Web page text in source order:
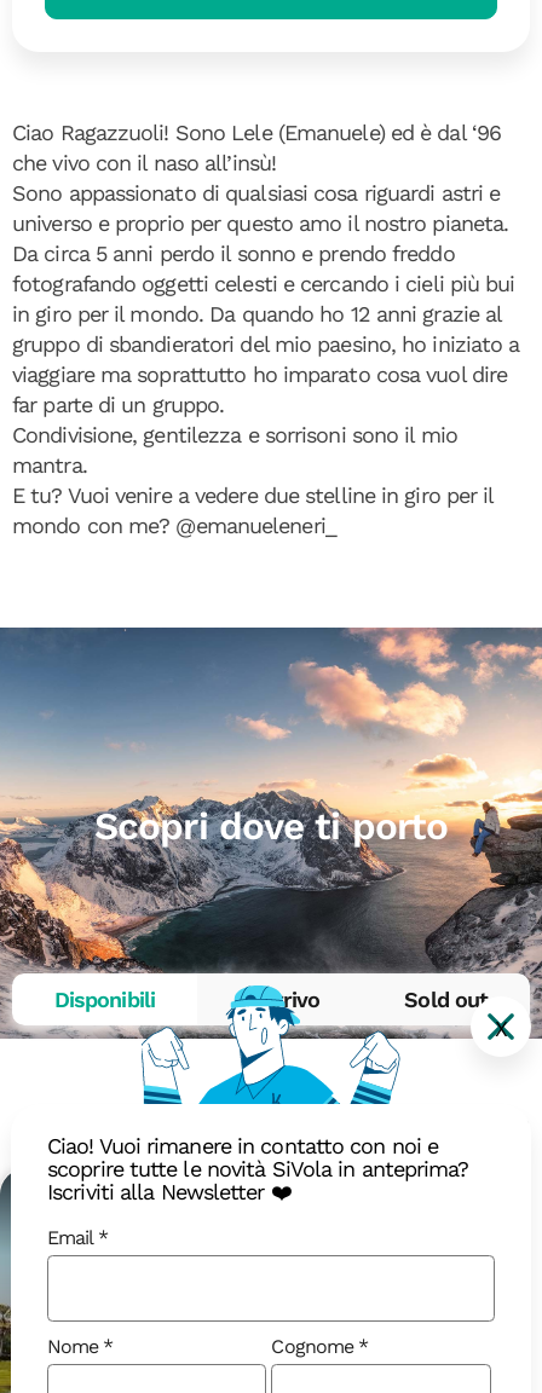
Ciao Ragazzuoli! Sono Lele (Emanuele) ed è dal ‘96
che vivo con il naso all’insù!
Sono appassionato di qualsiasi cosa riguardi astri e
universo e proprio per questo amo il nostro pianeta.
Da circa 5 anni perdo il sonno e prendo freddo
fotografando oggetti celesti e cercando i cieli più bui
in giro per il mondo. Da quando ho 12 anni grazie al
gruppo di sbandieratori del mio paesino, ho iniziato a
viaggiare ma soprattutto ho imparato cosa vuol dire
far parte di un gruppo.
Condivisione, gentilezza e sorrisoni sono il mio
mantra.
E tu? Vuoi venire a vedere due stelline in giro per il
mondo con me? @emanueleneri_
Scopri dove ti porto
Disponibili In arrivo Sold out
Dicembre 2026
X
Ciao! Vuoi rimanere in contatto con noi e
scoprire tutte le novità SiVola in anteprima?
Iscriviti alla Newsletter ❤️
Email
Nome Cognome